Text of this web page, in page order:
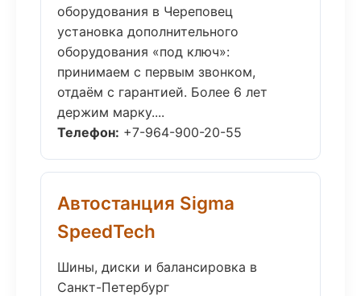
оборудования в Череповец
установка дополнительного
оборудования «под ключ»:
принимаем с первым звонком,
отдаём с гарантией. Более 6 лет
держим марку....
Телефон: +7-964-900-20-55
Автостанция Sigma
SpeedTech
Шины, диски и балансировка в
Санкт-Петербург